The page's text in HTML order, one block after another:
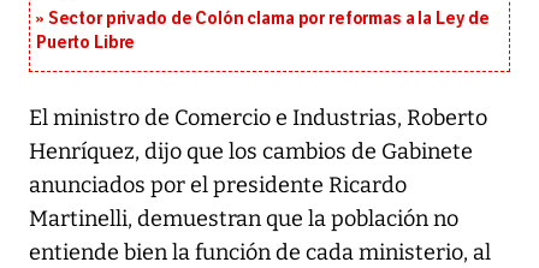
Sector privado de Colón clama por reformas a la Ley de
Puerto Libre
El ministro de Comercio e Industrias, Roberto
Henríquez, dijo que los cambios de Gabinete
anunciados por el presidente Ricardo
Martinelli, demuestran que la población no
entiende bien la función de cada ministerio, al